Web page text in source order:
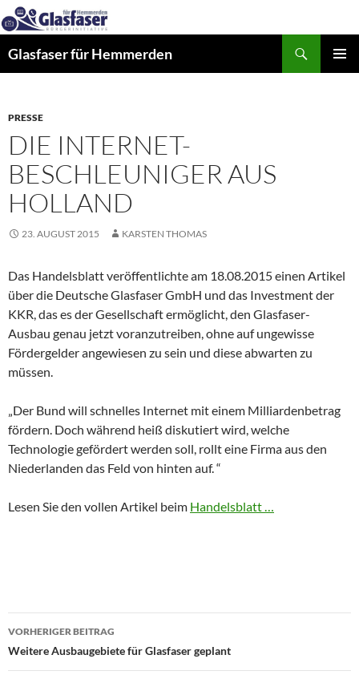
Zum
Inhalt
springen
Glasfaser für Hemmerden
PRESSE
DIE INTERNET-
BESCHLEUNIGER AUS
HOLLAND
23. AUGUST 2015 KARSTEN THOMAS
Das Handelsblatt veröffentlichte am 18.08.2015 einen Artikel
über die Deutsche Glasfaser GmbH und das Investment der
KKR, das es der Gesellschaft ermöglicht, den Glasfaser-
Ausbau genau jetzt voranzutreiben, ohne auf ungewisse
Fördergelder angewiesen zu sein und diese abwarten zu
müssen.
„Der Bund will schnelles Internet mit einem Milliardenbetrag
fördern. Doch während heiß diskutiert wird, welche
Technologie gefördert werden soll, rollt eine Firma aus den
Niederlanden das Feld von hinten auf. “
Lesen Sie den vollen Artikel beim Handelsblatt …
Beitragsnavigation
VORHERIGER BEITRAG
Weitere Ausbaugebiete für Glasfaser geplant